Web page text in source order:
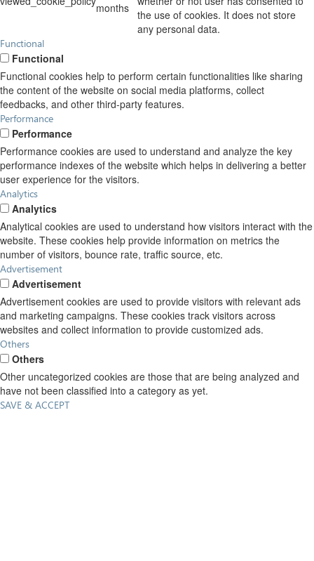
months the use of cookies. It does not store
any personal data.
Functional
Functional
Functional cookies help to perform certain functionalities like sharing
the content of the website on social media platforms, collect
feedbacks, and other third-party features.
Performance
Performance
Performance cookies are used to understand and analyze the key
performance indexes of the website which helps in delivering a better
user experience for the visitors.
Analytics
Analytics
Analytical cookies are used to understand how visitors interact with the
website. These cookies help provide information on metrics the
number of visitors, bounce rate, traffic source, etc.
Advertisement
Advertisement
Advertisement cookies are used to provide visitors with relevant ads
and marketing campaigns. These cookies track visitors across
websites and collect information to provide customized ads.
Others
Others
Other uncategorized cookies are those that are being analyzed and
have not been classified into a category as yet.
SAVE & ACCEPT